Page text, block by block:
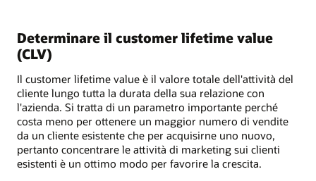
Determinare il customer lifetime value
(CLV)
Il customer lifetime value è il valore totale dell'attività del
cliente lungo tutta la durata della sua relazione con
l'azienda. Si tratta di un parametro importante perché
costa meno per ottenere un maggior numero di vendite
da un cliente esistente che per acquisirne uno nuovo,
pertanto concentrare le attività di marketing sui clienti
esistenti è un ottimo modo per favorire la crescita.